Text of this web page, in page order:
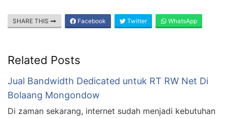
SHARE THIS Facebook Twitter WhatsApp
Related Posts
Jual Bandwidth Dedicated untuk RT RW Net Di
Bolaang Mongondow
Di zaman sekarang, internet sudah menjadi kebutuhan